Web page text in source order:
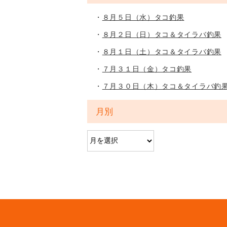
８月５日（水）タコ釣果
８月２日（日）タコ＆タイラバ釣果
８月１日（土）タコ＆タイラバ釣果
７月３１日（金）タコ釣果
７月３０日（木）タコ＆タイラバ釣
月別